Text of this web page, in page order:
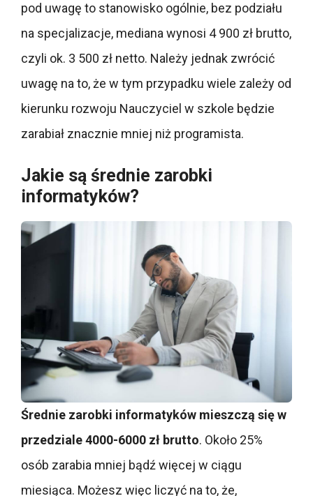
pod uwagę to stanowisko ogólnie, bez podziału
na specjalizacje, mediana wynosi 4 900 zł brutto,
czyli ok. 3 500 zł netto. Należy jednak zwrócić
uwagę na to, że w tym przypadku wiele zależy od
kierunku rozwoju Nauczyciel w szkole będzie
zarabiał znacznie mniej niż programista.
Jakie są średnie zarobki
informatyków?
Średnie zarobki informatyków mieszczą się w
przedziale 4000-6000 zł brutto. Około 25%
osób zarabia mniej bądź więcej w ciągu
miesiąca. Możesz więc liczyć na to, że,